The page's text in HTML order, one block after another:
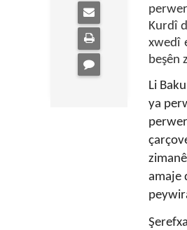
Kurdî
xwedî
beşên
Li
ya
amaje